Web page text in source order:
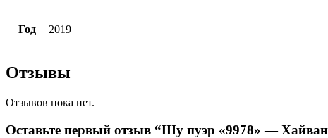
Год 2019
Отзывы
Отзывов пока нет.
Оставьте первый отзыв “Шу пуэр «9978» —